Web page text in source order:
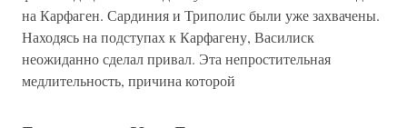
на Карфаген. Сардиния и Триполис были уже захвачены.
Находясь на подступах к Карфагену, Василиск
неожиданно сделал привал. Эта непростительная
медлительность, причина которой